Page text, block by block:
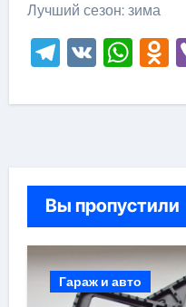
Лучший сезон: зима
Telegram
VK
Вы пропустили
Гараж и авто